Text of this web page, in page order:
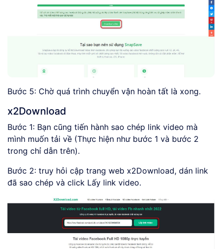
Bước 5: Chờ quá trình chuyển vận hoàn tất là xong.
x2Download
Bước 1: Bạn cũng tiến hành sao chép link video mà
mình muốn tải về (Thực hiện như bước 1 và bước 2
trong chỉ dẫn trên).
Bước 2: truy hỏi cập trang web x2Download, dán link
đã sao chép và click Lấy link video.